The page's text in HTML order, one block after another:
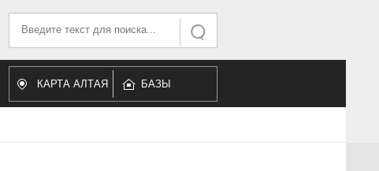
Искать
Искать...
КАРТА АЛТАЯ БАЗЫ